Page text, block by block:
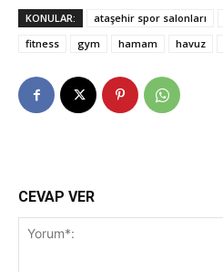
KONULAR: ataşehir spor salonları
fitness
gym hamam havuz
CEVAP VER